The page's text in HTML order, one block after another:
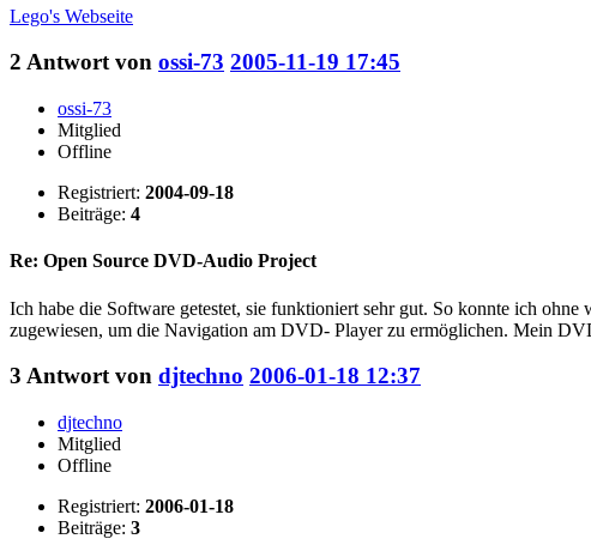
Lego's Webseite
2 Antwort von ossi-73 2005-11-19 17:45
ossi-73
Mitglied
Offline
Registriert: 2004-09-18
Beiträge: 4
Re: Open Source DVD-Audio Project
Ich habe die Software getestet, sie funktioniert sehr gut. So konnte ich
zugewiesen, um die Navigation am DVD- Player zu ermöglichen. Mein
3 Antwort von djtechno 2006-01-18 12:37
djtechno
Mitglied
Offline
Registriert: 2006-01-18
Beiträge: 3